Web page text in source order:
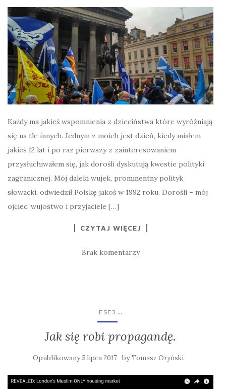
Każdy ma jakieś wspomnienia z dzieciństwa które wyróżniają
się na tle innych. Jednym z moich jest dzień, kiedy miałem
jakieś 12 lat i po raz pierwszy z zainteresowaniem
przysłuchiwałem się, jak dorośli dyskutują kwestie polityki
zagranicznej. Mój daleki wujek, prominentny polityk
słowacki, odwiedził Polskę jakoś w 1992 roku. Dorośli – mój
ojciec, wujostwo i przyjaciele […]
CZYTAJ WIĘCEJ
Brak komentarzy
ESEJ ...
Jak się robi propagandę.
Opublikowany5 lipca 2017 byTomasz Oryński